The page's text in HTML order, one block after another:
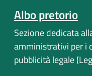
Albo pretorio
Sezione dedicata
amministrativi per i
pubblicità legale